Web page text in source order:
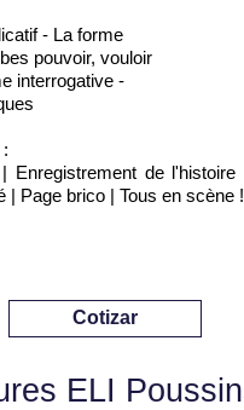
- La forme
pouvoir, vouloir
interrogative -
Enregistrement de
| Page brico | Tous en scène !
Cotizar
ELI